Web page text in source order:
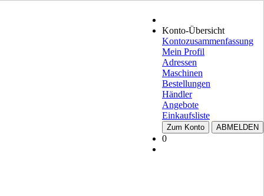
Konto-Übersicht
Kontozusammenfassung
Mein Profil
Adressen
Maschinen
Bestellungen
Händler
Angebote
Einkaufsliste
Zum Konto ABMELDEN
0